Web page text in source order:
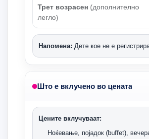
Трет возрасен (дополнително
легло)
Напомена: Дете кое не е
Што е вклучено во цената
Цените вклучуваат:
Ноќевање, појадок (buffet),